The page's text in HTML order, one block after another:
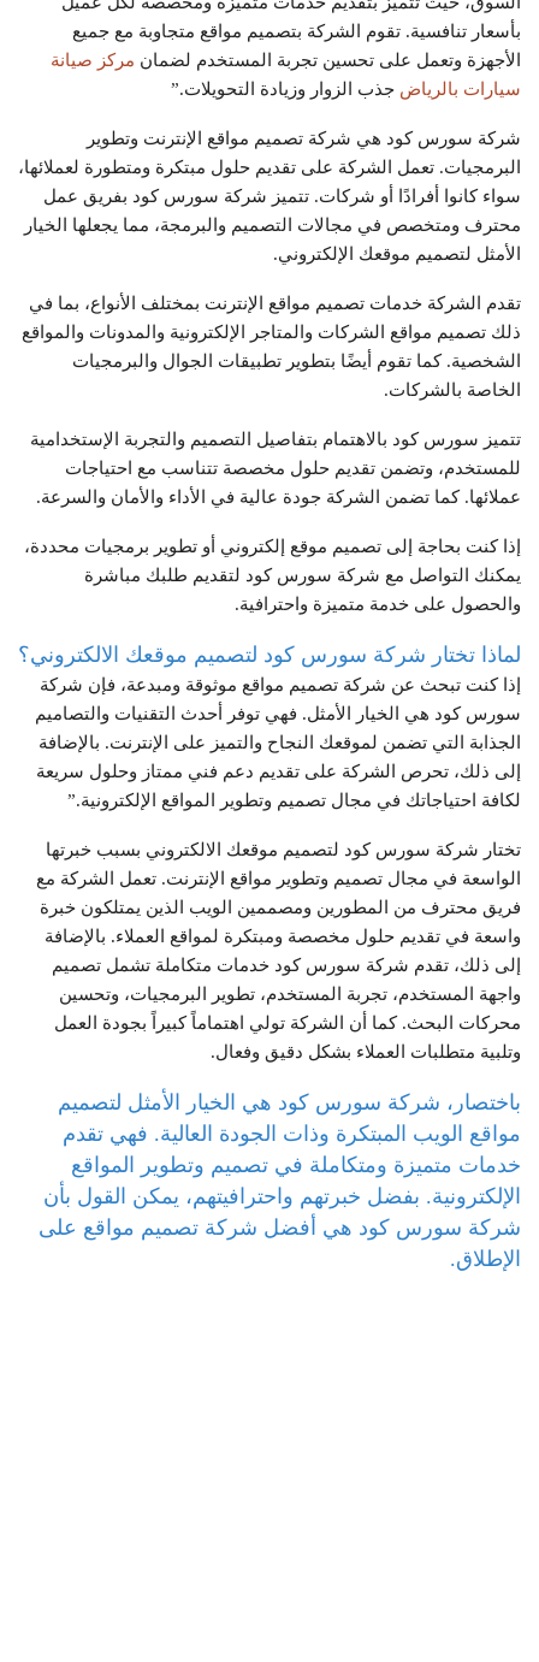
بأسعار تنافسية. تقوم الشركة بتصميم مواقع متجاوبة مع جميع
الأجهزة وتعمل على تحسين تجربة المستخدم لضمان مركز صيانة
سيارات بالرياض جذب الزوار وزيادة التحويلات.”
شركة سورس كود هي شركة تصميم مواقع الإنترنت وتطوير
البرمجيات. تعمل الشركة على تقديم حلول مبتكرة ومتطورة لعملائها،
سواء كانوا أفرادًا أو شركات. تتميز شركة سورس كود بفريق عمل
محترف ومتخصص في مجالات التصميم والبرمجة، مما يجعلها الخيار
الأمثل لتصميم موقعك الإلكتروني.
تقدم الشركة خدمات تصميم مواقع الإنترنت بمختلف الأنواع، بما في
ذلك تصميم مواقع الشركات والمتاجر الإلكترونية والمدونات والمواقع
الشخصية. كما تقوم أيضًا بتطوير تطبيقات الجوال والبرمجيات
الخاصة بالشركات.
تتميز سورس كود بالاهتمام بتفاصيل التصميم والتجربة الإستخدامية
للمستخدم، وتضمن تقديم حلول مخصصة تتناسب مع احتياجات
عملائها. كما تضمن الشركة جودة عالية في الأداء والأمان والسرعة.
إذا كنت بحاجة إلى تصميم موقع إلكتروني أو تطوير برمجيات محددة،
يمكنك التواصل مع شركة سورس كود لتقديم طلبك مباشرة
والحصول على خدمة متميزة واحترافية.
لماذا تختار شركة سورس كود لتصميم موقعك الالكتروني؟
إذا كنت تبحث عن شركة تصميم مواقع موثوقة ومبدعة، فإن شركة
سورس كود هي الخيار الأمثل. فهي توفر أحدث التقنيات والتصاميم
الجذابة التي تضمن لموقعك النجاح والتميز على الإنترنت. بالإضافة
إلى ذلك، تحرص الشركة على تقديم دعم فني ممتاز وحلول سريعة
لكافة احتياجاتك في مجال تصميم وتطوير المواقع الإلكترونية.”
تختار شركة سورس كود لتصميم موقعك الالكتروني بسبب خبرتها
الواسعة في مجال تصميم وتطوير مواقع الإنترنت. تعمل الشركة مع
فريق محترف من المطورين ومصممين الويب الذين يمتلكون خبرة
واسعة في تقديم حلول مخصصة ومبتكرة لمواقع العملاء. بالإضافة
إلى ذلك، تقدم شركة سورس كود خدمات متكاملة تشمل تصميم
واجهة المستخدم، تجربة المستخدم، تطوير البرمجيات، وتحسين
محركات البحث. كما أن الشركة تولي اهتماماً كبيراً بجودة العمل
وتلبية متطلبات العملاء بشكل دقيق وفعال.
باختصار، شركة سورس كود هي الخيار الأمثل لتصميم
مواقع الويب المبتكرة وذات الجودة العالية. فهي تقدم
خدمات متميزة ومتكاملة في تصميم وتطوير المواقع
الإلكترونية. بفضل خبرتهم واحترافيتهم، يمكن القول بأن
شركة سورس كود هي أفضل شركة تصميم مواقع على
الإطلاق.